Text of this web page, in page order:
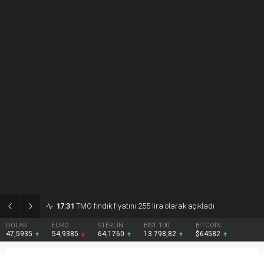
17:31 TMO fındık fiyatını 255 lira olarak açıkladı
DOLAR
47,5935
EURO
54,9385
STERLİN
64,1760
BIST 100
13.798,82
BITCOIN
$64582